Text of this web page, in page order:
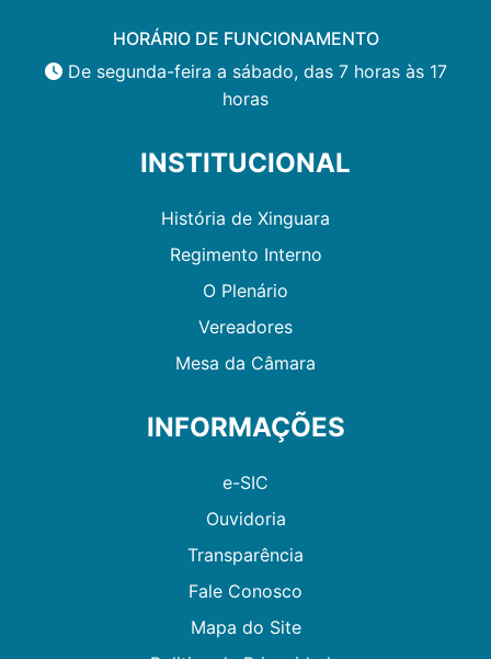
HORÁRIO DE FUNCIONAMENTO
De segunda-feira a sábado, das 7 horas às 17
horas
INSTITUCIONAL
História de Xinguara
Regimento Interno
O Plenário
Vereadores
Mesa da Câmara
INFORMAÇÕES
e-SIC
Ouvidoria
Transparência
Fale Conosco
Mapa do Site